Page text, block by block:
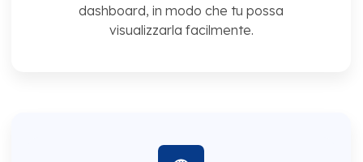
dashboard, in modo che tu possa
visualizzarla facilmente.